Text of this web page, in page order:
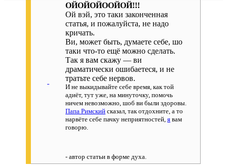
ОЙОЙОЙООЙОЙ!!!
Ой вэй, это таки законченная
статья, и пожалуйста, не надо
кричать.
Ви, может быть, думаете себе, шо
таки что-то ещё можно сделать.
Так я вам скажу — ви
драматически ошибаетеся, и не
тратьте себе нервов.
И не выкидывайте себе время, как той
адиёт, тут уже, на минуточку, помочь
ничем невозможно, шоб ви были здоровы.
Папа Римский сказал, так отдохните, а то
нарвёте себе пачку неприятностей,я вам
говорю.
- автор статьи в форме духа.